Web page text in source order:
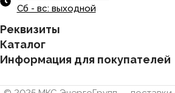
Сб - вс: выходной
Реквизиты
Каталог
Информация для покупателей